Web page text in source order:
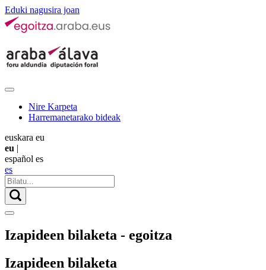
Eduki nagusira joan
Nire Karpeta
Harremanetarako bideak
euskara eu
eu |
español es
es
Izapideen bilaketa - egoitza
Izapideen bilaketa